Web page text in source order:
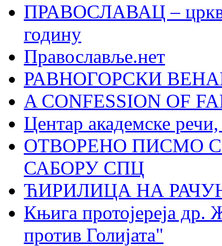
ПРАВОСЛАВАЦ –
годину
Православље.нет
РАВНОГОРСКИ
A CONFESSION OF
Центар академске
ОТВОРЕНО ПИСМО
САБОРУ СПЦ
ЋИРИЛИЦА НА
Књига протојереја др.
против Голијата"